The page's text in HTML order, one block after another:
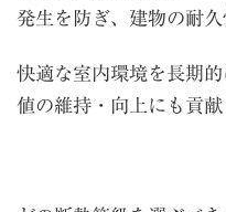
発生を防ぎ、建物の耐久
快適な室内環境を長期
値の維持・向上にも貢献